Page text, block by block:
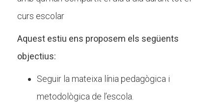
curs escolar
Aquest estiu ens proposem els següents
objectius:
Seguir la mateixa línia pedagògica i
metodològica de l’escola.